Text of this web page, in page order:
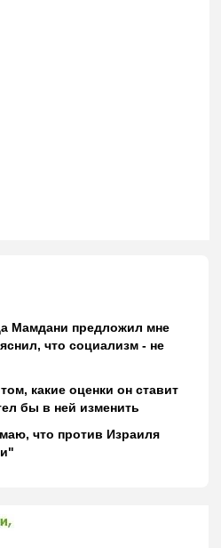
Мамдани предложил мне
что социализм - не
какие оценки он ставит
бы в ней изменить
что против Израиля